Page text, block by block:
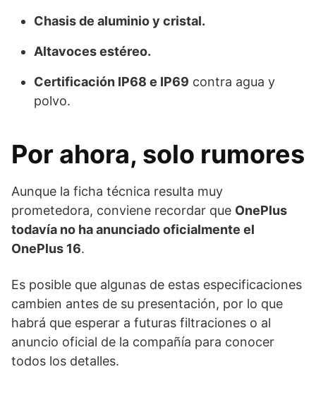
Chasis de aluminio y cristal.
Altavoces estéreo.
Certificación IP68 e IP69 contra agua y
polvo.
Por ahora, solo rumores
Aunque la ficha técnica resulta muy
prometedora, conviene recordar que OnePlus
todavía no ha anunciado oficialmente el
OnePlus 16.
Es posible que algunas de estas especificaciones
cambien antes de su presentación, por lo que
habrá que esperar a futuras filtraciones o al
anuncio oficial de la compañía para conocer
todos los detalles.